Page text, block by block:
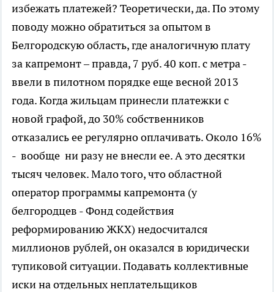
избежать платежей? Теоретически, да. По этому
поводу можно обратиться за опытом в
Белгородскую область, где аналогичную плату
за капремонт – правда, 7 руб. 40 коп. с метра -
ввели в пилотном порядке еще весной 2013
года. Когда жильцам принесли платежки с
новой графой, до 30% собственников
отказались ее регулярно оплачивать. Около 16%
- вообще ни разу не внесли ее. А это десятки
тысяч человек. Мало того, что областной
оператор программы капремонта (у
белгородцев - Фонд содействия
реформированию ЖКХ) недосчитался
миллионов рублей, он оказался в юридически
тупиковой ситуации. Подавать коллективные
иски на отдельных неплательщиков